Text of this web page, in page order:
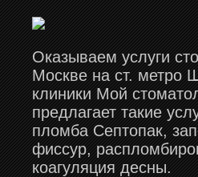
Оказываем услуги
Москве на ст. метро
клиники Мой
предлагает такие
пломба Септопак,
фиссур,
коагуляция десны.